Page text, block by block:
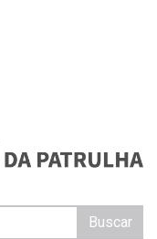
Aberta
Buscar